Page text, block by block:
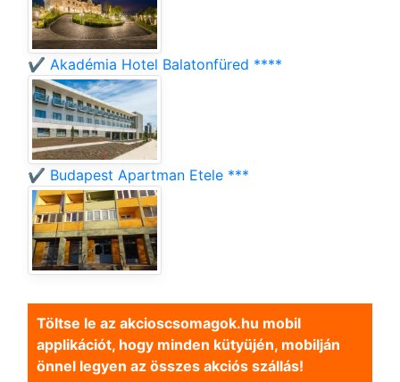
✔️ Akadémia Hotel Balatonfüred ****
✔️ Budapest Apartman Etele ***
Töltse le az akcioscsomagok.hu mobil
applikációt, hogy minden kütyüjén, mobilján
önnel legyen az összes akciós szállás!